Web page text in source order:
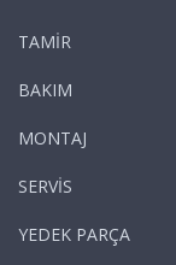
TAMİR
BAKIM
MONTAJ
SERVİS
YEDEK PARÇA